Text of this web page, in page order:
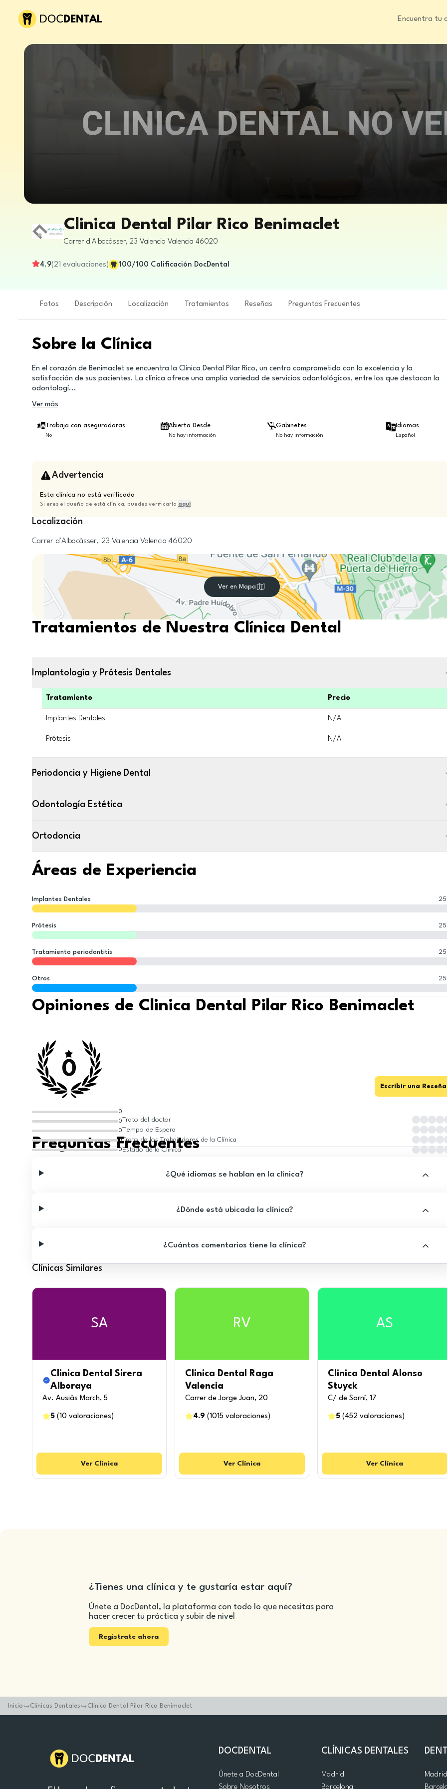
Encuentra tu
Clinica Dental Pilar Rico Benimaclet
Carrer d'Albocàsser, 23 Valencia Valencia 46020
4.9( 21 evaluaciones) 100/100 Calificación DocDental
Fotos Descripción Localización Tratamientos Reseñas Preguntas Frecuentes
Sobre la Clínica
En el corazón de Benimaclet se encuentra la Clínica Dental Pilar Rico, un centro comprometido con la excelencia y la
satisfacción de sus pacientes. La clínica ofrece una amplia variedad de servicios odontológicos, entre los que destacan la
odontologí...
Ver más
Trabaja con aseguradoras
No
Abierta Desde
No hay información
Gabinetes
No hay información
Idiomas
Español
Advertencia
Esta clínica no está verificada
Si eres el dueño de está clínica, puedes verificarla aquí
Localización
Carrer d'Albocàsser, 23 Valencia Valencia 46020
Ver en Mapa
Tratamientos de Nuestra Clínica Dental
Implantología y Prótesis Dentales
Tratamiento Precio
Implantes Dentales N/A
Prótesis N/A
Periodoncia y Higiene Dental
Odontología Estética
Ortodoncia
Áreas de Experiencia
Implantes Dentales 25
Prótesis 25
Tratamiento periodontitis 25
Otros 25
Opiniones de Clinica Dental Pilar Rico Benimaclet
0
0
0
0
0
0
Escribir una Reseña
Trato del doctor
Tiempo de Espera
Trato de los Trabajadores de la Clínica
Estado de la Clínica
Preguntas Frecuentes
¿Qué idiomas se hablan en la clínica?
¿Dónde está ubicada la clínica?
¿Cuántos comentarios tiene la clínica?
Clínicas Similares
SA
Clinica Dental Sirera
Alboraya
Av. Ausiàs March, 5
5 (10 valoraciones )
Ver Clínica
RV
Clinica Dental Raga
Valencia
Carrer de Jorge Juan, 20
4.9 (1015 valoraciones )
Ver Clínica
AS
Clinica Dental Alonso
Stuyck
C/ de Sorní, 17
5( 452 valoraciones )
Ver Clínica
¿Tienes una clínica y te gustaría estar aquí?
Únete a DocDental, la plataforma con todo lo que necesitas para
hacer crecer tu práctica y subir de nivel
Registrate ahora
Inicio Clínicas Dentales Clinica Dental Pilar Rico Benimaclet
DOCDENTAL
Únete a DocDental
Sobre Nosotros
CLÍNICAS DENTALES
Madrid
Barcelona
Madrid